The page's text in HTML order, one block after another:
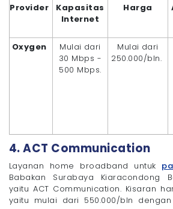
Provider
Kapasitas
Internet
Harga
Oxygen
Mulai dari
30 Mbps -
500 Mbps.
Mulai dari
250.000/bln.
4. ACT Communication
Layanan home broadband untuk
Babakan Surabaya Kiaracondong
yaitu ACT Communication. Kisaran
yaitu mulai dari 550.000/bln